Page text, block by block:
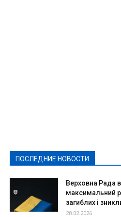
ПОСЛЕДНИЕ НОВОСТИ
Верховна Рада
максимальний
загиблих і
28.02.2026